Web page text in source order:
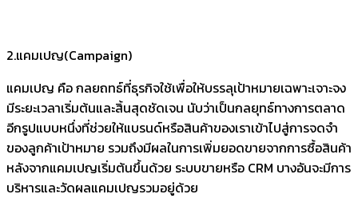
2.แคมเปญ(Campaign)
แคมเปญ คือ กลยถทธ์ที่ธุรกิจใช้เพื่อให้บรรลุเป้าหมายเฉพาะเจาะจง
มีระยะเวลาเริ่มต้นและสิ้นสุดชัดเจน นับว่าเป็นกลยุทธ์ทางการตลาด
อีกรูปแบบหนึ่งที่ช่วยให้แบรนด์หรือสินค้าของเราเข้าไปสู่การจดจำ
ของลูกค้าเป้าหมาย รวมถึงมีผลในการเพิ่มยอดขายจากการซื้อสินค้า
หลังจากแคมเปญเริ่มต้นขึ้นด้วย ระบบขายหรือ CRM บางอันจะมีการ
บริหารและวัดผลแคมเปญรวมอยู่ด้วย